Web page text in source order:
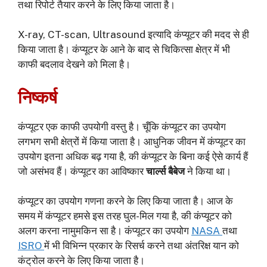
तथा रिपोर्ट तैयार करने के लिए किया जाता है।
X-ray, CT-scan, Ultrasound इत्यादि कंप्यूटर की मदद से ही
किया जाता है। कंप्यूटर के आने के बाद से चिकित्सा क्षेत्र में भी
काफी बदलाव देखने को मिला है।
निष्कर्ष
कंप्यूटर एक काफी उपयोगी वस्तु है। चूँकि कंप्यूटर का उपयोग
लगभग सभी क्षेत्रों में किया जाता है। आधुनिक जीवन में कंप्यूटर का
उपयोग इतना अधिक बढ़ गया है, की कंप्यूटर के बिना कई ऐसे कार्य हैं
जो असंभव हैं। कंप्यूटर का आविष्कारचार्ल्स बैबेजने किया था।
कंप्यूटर का उपयोग गणना करने के लिए किया जाता है। आज के
समय में कंप्यूटर हमसे इस तरह घुल-मिल गया है, की कंप्यूटर को
अलग करना नामुमकिन सा है। कंप्यूटर का उपयोग NASAतथा
ISROमें भी विभिन्न प्रकार के रिसर्च करने तथा अंतरिक्ष यान को
कंट्रोल करने के लिए किया जाता है।